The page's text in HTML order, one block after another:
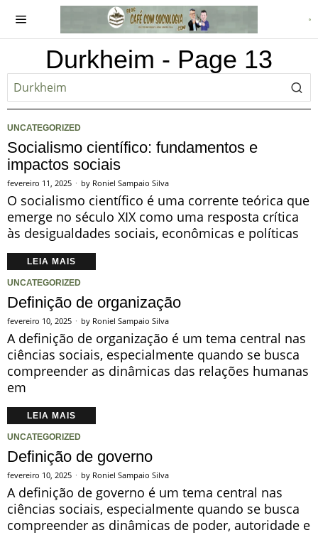
Durkheim - Page 13
UNCATEGORIZED
Socialismo científico: fundamentos e
impactos sociais
fevereiro 11, 2025 by Roniel Sampaio Silva
O socialismo científico é uma corrente teórica que
emerge no século XIX como uma resposta crítica
às desigualdades sociais, econômicas e políticas
LEIA MAIS
UNCATEGORIZED
Definição de organização
fevereiro 10, 2025 by Roniel Sampaio Silva
A definição de organização é um tema central nas
ciências sociais, especialmente quando se busca
compreender as dinâmicas das relações humanas
em
LEIA MAIS
UNCATEGORIZED
Definição de governo
fevereiro 10, 2025 by Roniel Sampaio Silva
A definição de governo é um tema central nas
ciências sociais, especialmente quando se busca
compreender as dinâmicas de poder, autoridade e